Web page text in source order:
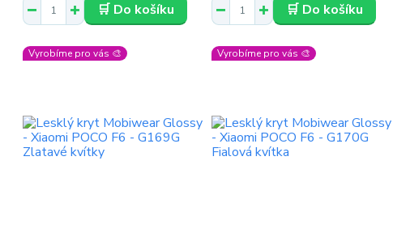
🛒 Do košíku 🛒 Do košíku
Vyrobíme pro vás 🎨 Vyrobíme pro vás 🎨